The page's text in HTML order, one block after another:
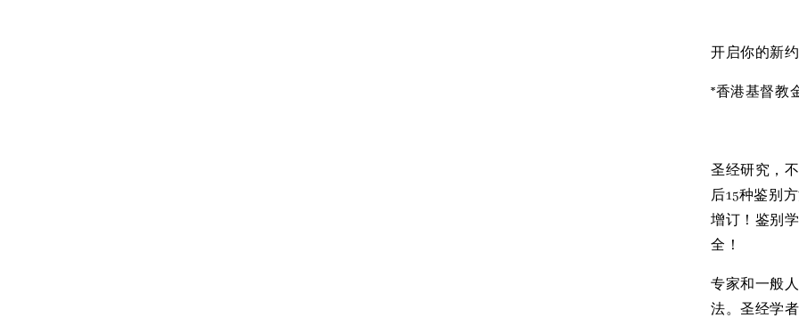
开启你的新
*香港基督教
圣经研究，
后15种鉴别
增订！鉴别
全！
专家和一般
法。圣经学